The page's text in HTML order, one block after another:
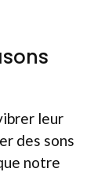
leur
des sons
notre